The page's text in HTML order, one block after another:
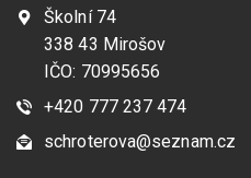
Školní 74
338 43 Mirošov
IČO: 70995656
+420 777 237 474
schroterova@seznam.cz